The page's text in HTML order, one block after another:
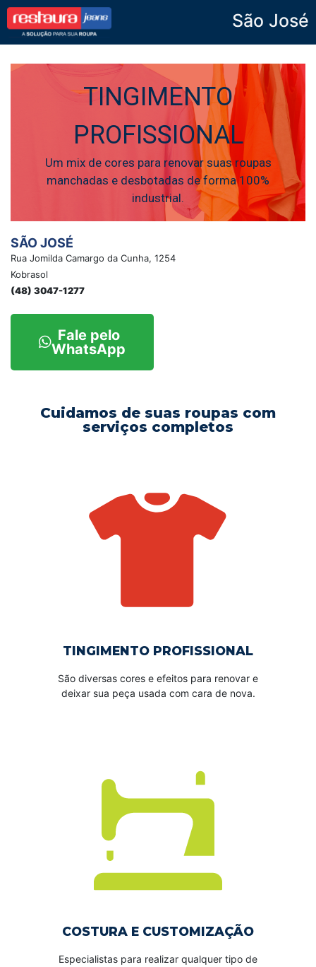
São José
TINGIMENTO
PROFISSIONAL
Um mix de cores para renovar suas roupas
manchadas e desbotadas de forma 100%
industrial.
SÃO JOSÉ
Rua Jomilda Camargo da Cunha, 1254
Kobrasol
(48) 3047-1277
Fale pelo
WhatsApp
Cuidamos de suas roupas com
serviços completos
TINGIMENTO PROFISSIONAL
São diversas cores e efeitos para renovar e
deixar sua peça usada com cara de nova.
COSTURA E CUSTOMIZAÇÃO
Especialistas para realizar qualquer tipo de